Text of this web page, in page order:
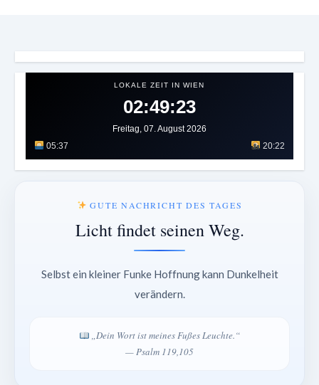
LOKALE ZEIT IN WIEN
02:49:27
Freitag, 07. August 2026
05:37
20:22
GUTE NACHRICHT DES TAGES
Licht findet seinen Weg.
Selbst ein kleiner Funke Hoffnung kann Dunkelheit
verändern.
„Dein Wort ist meines Fußes Leuchte.“
— Psalm 119,105